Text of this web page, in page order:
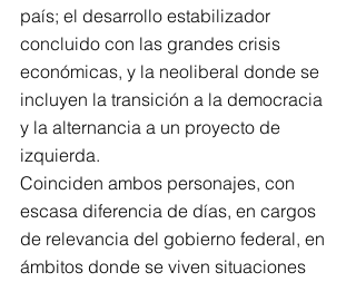
país; el desarrollo estabilizador
concluido con las grandes crisis
económicas, y la neoliberal donde se
incluyen la transición a la democracia
y la alternancia a un proyecto de
izquierda.
Coinciden ambos personajes, con
escasa diferencia de días, en cargos
de relevancia del gobierno federal, en
ámbitos donde se viven situaciones